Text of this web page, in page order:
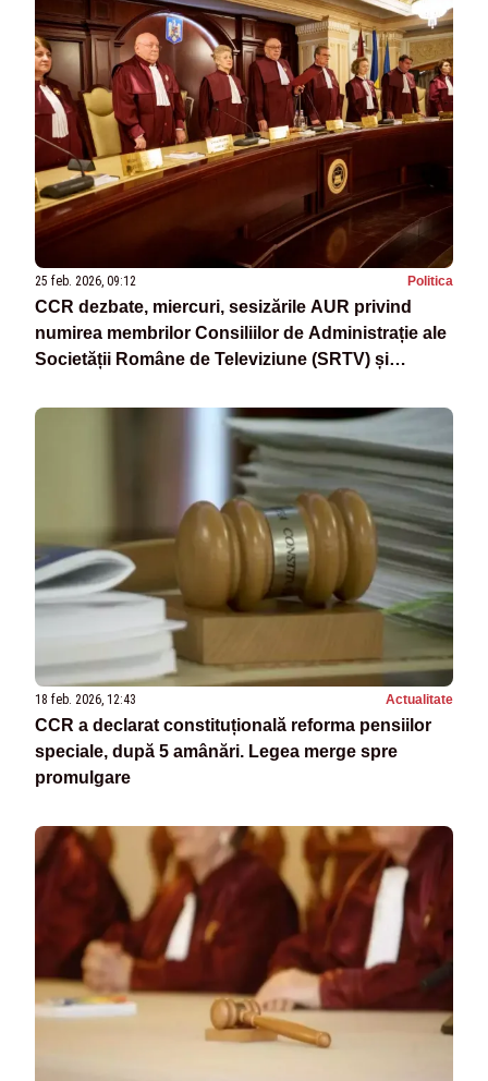
25 feb. 2026, 09:12 Politica
CCR dezbate, miercuri, sesizările AUR privind
numirea membrilor Consiliilor de Administrație ale
Societății Române de Televiziune (SRTV) și
18 feb. 2026, 12:43 Actualitate
CCR a declarat constituțională reforma pensiilor
speciale, după 5 amânări. Legea merge spre
promulgare